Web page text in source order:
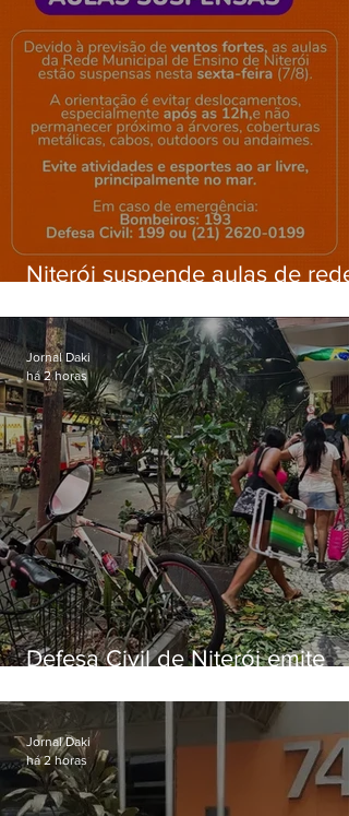
Niterói suspende aulas de rede
ventos fortes nesta sexta (7)
Defesa Civil de Niterói emite
sexta-feira (07)
Jornal Daki
há 2 horas
Jornal Daki
há 2 horas